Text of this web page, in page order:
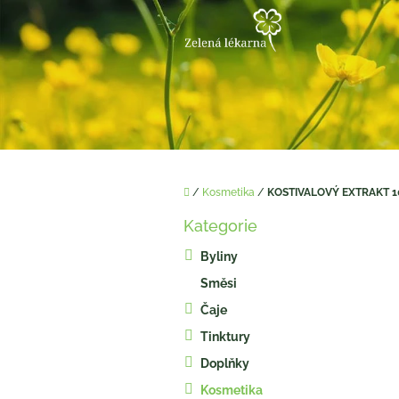
obsah
Domů
/ Kosmetika / KOSTIVALOVÝ EXTRAKT
Přeskočit
Kategorie
Byliny
Směsi
Čaje
Tinktury
Doplňky
Kosmetika